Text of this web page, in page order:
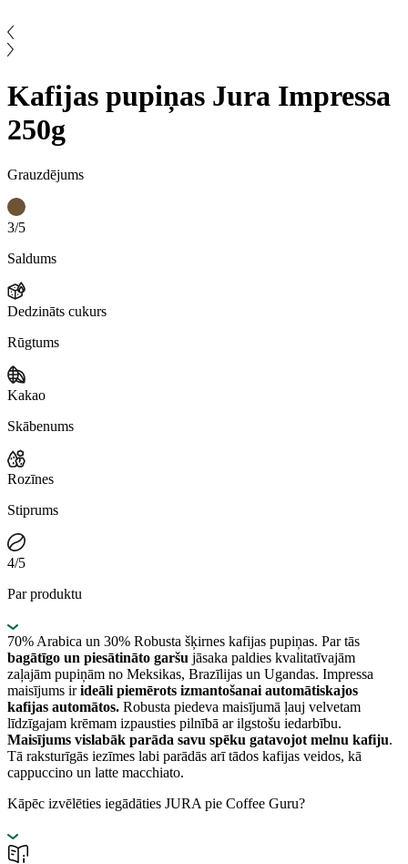
Kafijas pupiņas Jura Impressa
250g
Grauzdējums
3/5
Saldums
Dedzināts cukurs
Rūgtums
Kakao
Skābenums
Rozīnes
Stiprums
4/5
Par produktu
70% Arabica un 30% Robusta šķirnes kafijas pupiņas. Par tās
bagātīgo un piesātināto garšu jāsaka paldies kvalitatīvajām
zaļajām pupiņām no Meksikas, Brazīlijas un Ugandas. Impressa
maisījums irideāli piemērots izmantošanai automātiskajos
kafijas automātos. Robusta piedeva maisījumā ļauj velvetam
līdzīgajam krēmam izpausties pilnībā ar ilgstošu iedarbību.
Maisījums vislabāk parāda savu spēku gatavojot melnu kafiju.
Tā raksturīgās iezīmes labi parādās arī tādos kafijas veidos, kā
cappuccino un latte macchiato.
Kāpēc izvēlēties iegādāties JURA pie Coffee Guru?